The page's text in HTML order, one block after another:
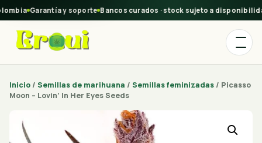
Garantía y soporte Bancos curados · stock sujeto a disponibilidad
Inicio / Semillas de marihuana / Semillas feminizadas / Picasso
Moon – Lovin’ In Her Eyes Seeds